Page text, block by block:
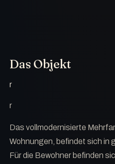
Das Objekt
r
r
Das vollmodernisierte
Wohnungen, befindet sich in
Für die Bewohner befinden